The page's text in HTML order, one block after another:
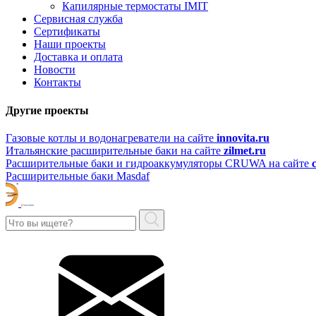
Капилярные термостаты IMIT
Сервисная служба
Сертификаты
Наши проекты
Доставка и оплата
Новости
Контакты
Другие проекты
Газовые котлы и водонагреватели на сайте innovita.ru
Итальянские расширительные баки на сайте zilmet.ru
Расширительные баки и гидроаккумуляторы CRUWA на сайте
Расширительные баки Masdaf